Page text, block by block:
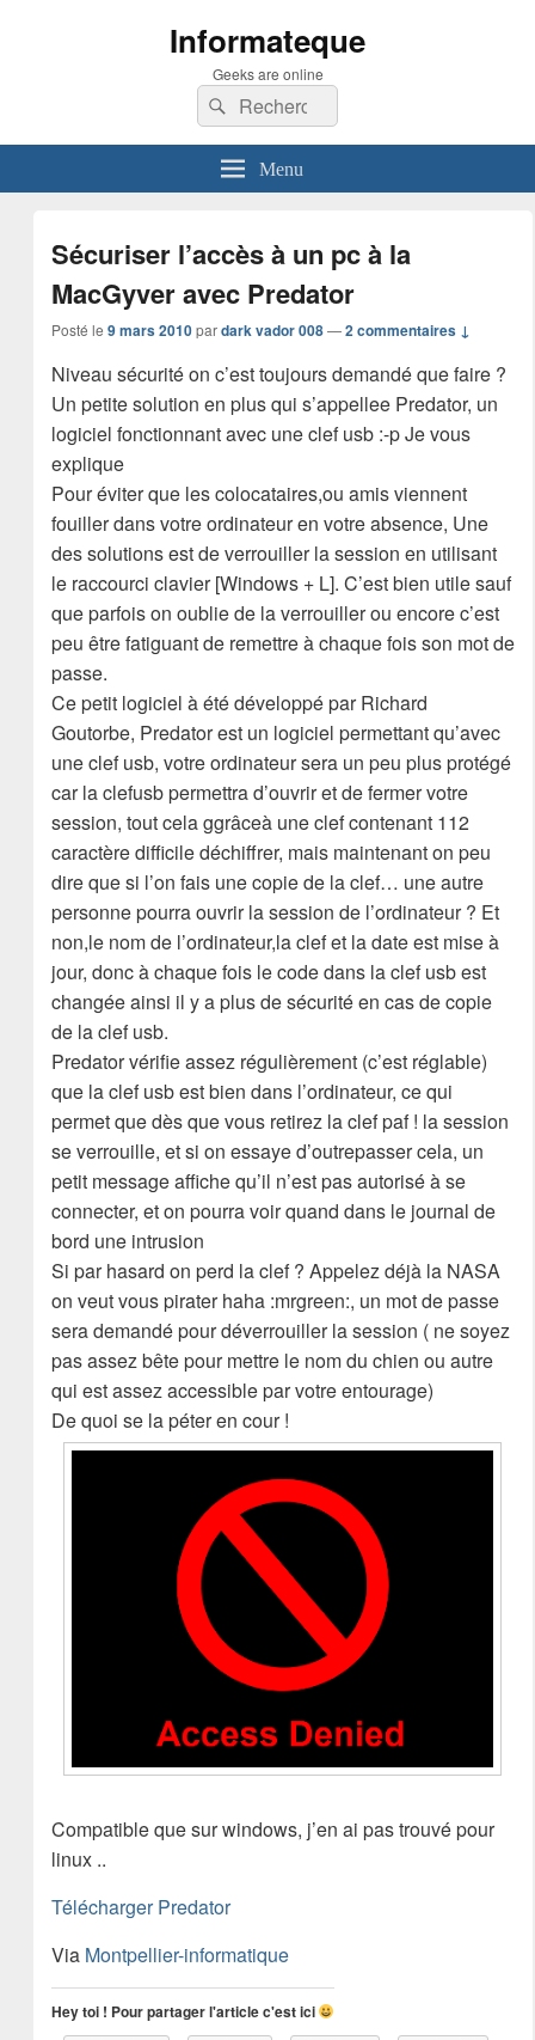
Informateque
Geeks are online
Recherche :
Rechercher
Menu
Sécuriser l’accès à un pc à la
MacGyver avec Predator
Posté le 9 mars 2010 pardark vador 008 —2 commentaires ↓
Niveau sécurité on c’est toujours demandé que faire ?
Un petite solution en plus qui s’appellee Predator, un
logiciel fonctionnant avec une clef usb :-p Je vous
explique
Pour éviter que les colocataires,ou amis viennent
fouiller dans votre ordinateur en votre absence, Une
des solutions est de verrouiller la session en utilisant
le raccourci clavier [Windows + L]. C’est bien utile sauf
que parfois on oublie de la verrouiller ou encore c’est
peu être fatiguant de remettre à chaque fois son mot de
passe.
Ce petit logiciel à été développé par Richard
Goutorbe, Predator est un logiciel permettant qu’avec
une clef usb, votre ordinateur sera un peu plus protégé
car la clefusb permettra d’ouvrir et de fermer votre
session, tout cela ggrâceà une clef contenant 112
caractère difficile déchiffrer, mais maintenant on peu
dire que si l’on fais une copie de la clef… une autre
personne pourra ouvrir la session de l’ordinateur ? Et
non,le nom de l’ordinateur,la clef et la date est mise à
jour, donc à chaque fois le code dans la clef usb est
changée ainsi il y a plus de sécurité en cas de copie
de la clef usb.
Predator vérifie assez régulièrement (c’est réglable)
que la clef usb est bien dans l’ordinateur, ce qui
permet que dès que vous retirez la clef paf ! la session
se verrouille, et si on essaye d’outrepasser cela, un
petit message affiche qu’il n’est pas autorisé à se
connecter, et on pourra voir quand dans le journal de
bord une intrusion
Si par hasard on perd la clef ? Appelez déjà la NASA
on veut vous pirater haha :mrgreen:, un mot de passe
sera demandé pour déverrouiller la session ( ne soyez
pas assez bête pour mettre le nom du chien ou autre
qui est assez accessible par votre entourage)
De quoi se la péter en cour !
Compatible que sur windows, j’en ai pas trouvé pour
linux ..
Télécharger Predator
Via Montpellier-informatique
Hey toi ! Pour partager l'article c'est ici